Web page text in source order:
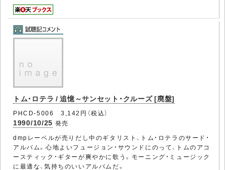
トム・ロテラ / 追憶～サンセット・クルーズ [廃盤]
PHCD-5006 3,142円（税込）
1990/10/25 発売
dmpレーベルが売りだし中のギタリスト、トム・ロテラのサード・
アルバム。心地よいフュージョン・サウンドにのって、トムのアコ
ースティック・ギターが爽やかに歌う。モーニング・ミュージック
に最適な、気持ちのいいアルバムだ。